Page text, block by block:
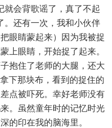
就会背歌谣了，真了不起
。还有一次，我和小伙伴
眼睛蒙起来）因为我被捉
上眼睛，开始捉了起来。
抱住了老师的大腿，还大
下那块布，看到的捉住的
点被吓死。幸好老师没有
。虽然童年时的记忆时光
的印在我的脑海里。